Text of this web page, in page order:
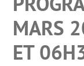
MARS
ET